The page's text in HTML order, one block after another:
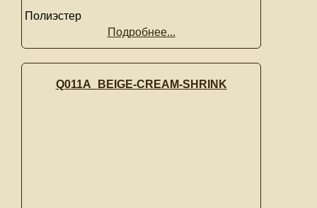
Полиэстер
Подробнее...
Q011A_BEIGE-CREAM-SHRINK